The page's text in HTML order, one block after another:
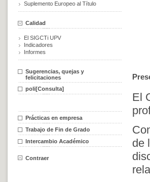
Suplemento Europeo al Título
Calidad
El SIGCTi UPV
Indicadores
Informes
Sugerencias, quejas y
felicitaciones
poli[Consulta]
Prácticas en empresa
Trabajo de Fin de Grado
Intercambio Académico
Contraer
El
de